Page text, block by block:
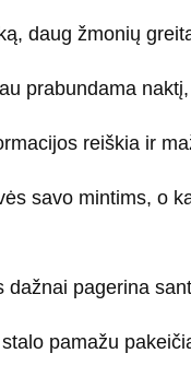
daug žmonių
prabundama
reiškia ir
savo mintims, o
dažnai pagerina
pamažu